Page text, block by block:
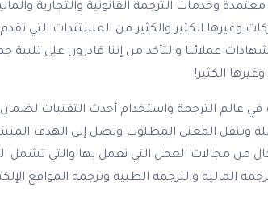
وخدمات الترجمة القانونية والتجارية
وغيرها الكثير والكثير من المستندات
عملائنا والتأكد من إننا قادرون على
الكثير!
عالم الترجمة واستخدام أحدث التقنيات
وتنقل المعنى المطلوب وتصل إلى الهدف
العمل التي نعمل بها والتي تشمل
المالية والترجمة الطبية وترجمة المواقع